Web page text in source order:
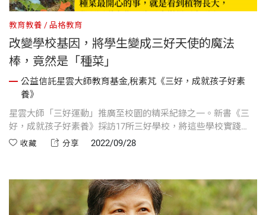
教育教養 品格教育
改變學校基因，將學生變成三好天使的魔法
棒，竟然是「種菜」
公益信託星雲大師教育基金,稅素芃《三好，成就孩子好素
養》
星雲大師「三好運動」推廣至校園的精采紀錄之一。新書《三
好，成就孩子好素養》採訪17所三好學校，將這些學校實踐
「三好運動」後所推動的好事、帶來的良善轉變、學生所受到
收藏 分享 2022/09/28